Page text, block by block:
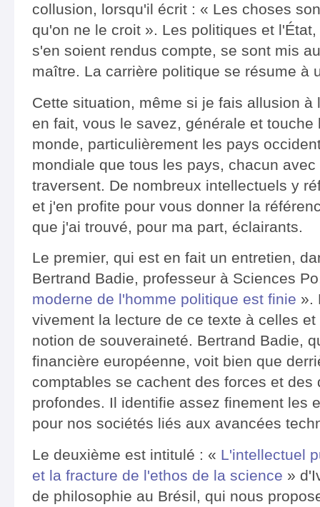
collusion, lorsqu'il écrit : « Les choses
qu'on ne le croit ». Les politiques et
s'en soient rendus compte, se sont mis
maître. La carrière politique se résume à
Cette situation, même si je fais allusion
en fait, vous le savez, générale et
monde, particulièrement les pays
mondiale que tous les pays, chacun
traversent. De nombreux intellectuels y
et j'en profite pour vous donner la
que j'ai trouvé, pour ma part, éclairants.
Le premier, qui est en fait un entretien,
Bertrand Badie, professeur à Sciences
moderne de l'homme politique est finie ».
vivement la lecture de ce texte à celles
notion de souveraineté. Bertrand Badie,
financière européenne, voit bien que
comptables se cachent des forces et
profondes. Il identifie assez finement les
pour nos sociétés liés aux avancées
Le deuxième est intitulé : « L'intellectuel
et la fracture de l'ethos de la science »
de philosophie au Brésil, qui nous